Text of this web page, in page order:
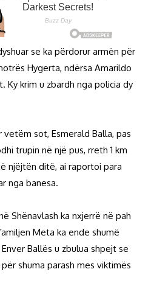
se ka përdorur armën për
Hygerta, ndërsa Amarildo
Ky krim u zbardh nga policia dy
sot, Esmerald Balla, pas
trupin në një pus, rreth 1 km
njëjtën ditë, ai raportoi para
nga banesa.
Shënavlash ka nxjerrë në pah
Meta ka ende shumë
Ballës u zbulua shpejt se
shuma parash mes viktimës